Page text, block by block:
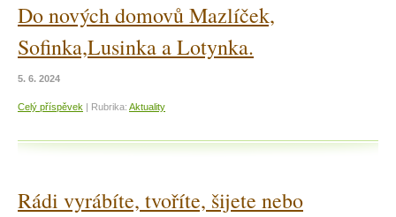
Do nových domovů Mazlíček,
Sofinka,Lusinka a Lotynka.
5. 6. 2024
Celý příspěvek | Rubrika: Aktuality
Rádi vyrábíte, tvoříte, šijete nebo